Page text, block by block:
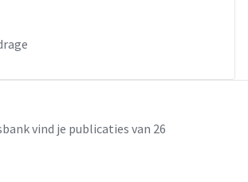
vind je publicaties van 26